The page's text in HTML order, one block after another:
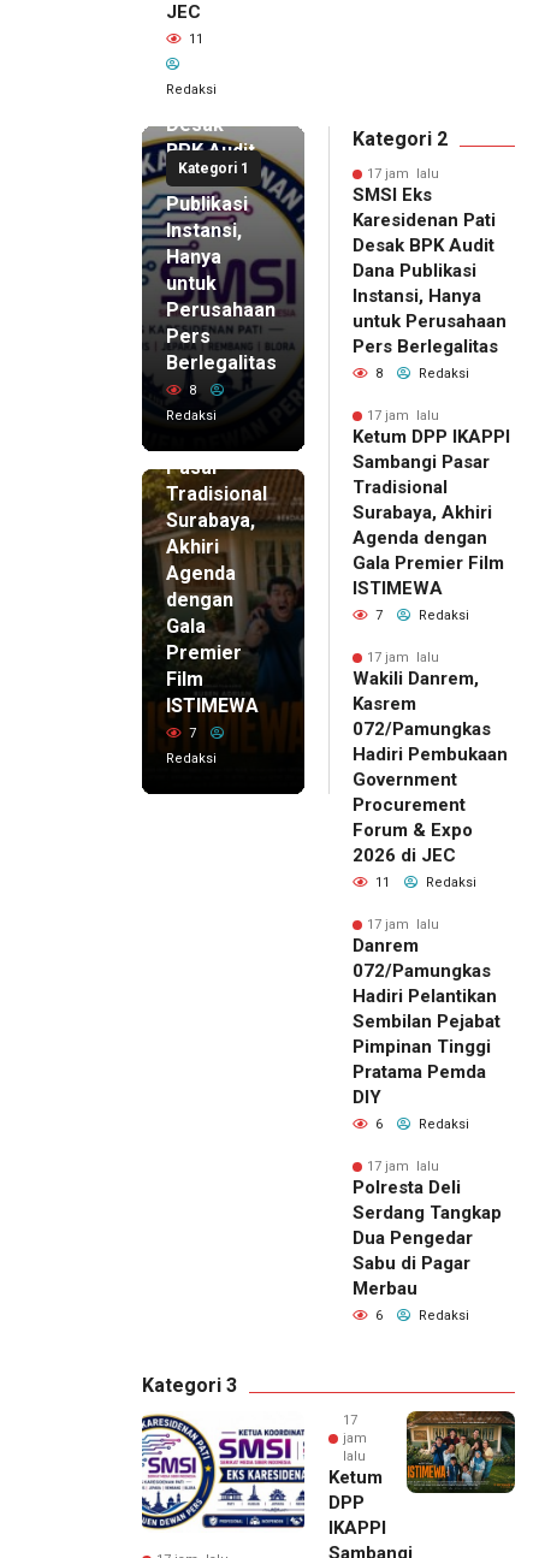
JEC
11
Redaksi
Kategori 1
SMSI Eks
Karesidenan
Pati
Desak
BPK Audit
Dana
Publikasi
Instansi,
Hanya
untuk
Perusahaan
Pers
Berlegalitas
8
Redaksi
17 jam lalu
Ketum
DPP
IKAPPI
Pasar
Tradisional
Surabaya,
Akhiri
Agenda
dengan
Gala
Premier
Film
ISTIMEWA
7
Redaksi
Kategori 2
17 jam lalu
SMSI Eks
Karesidenan Pati
Desak BPK Audit
Dana Publikasi
Instansi, Hanya
untuk Perusahaan
Pers Berlegalitas
8 Redaksi
17 jam lalu
Ketum DPP IKAPPI
Sambangi Pasar
Tradisional
Surabaya, Akhiri
Agenda dengan
Gala Premier Film
ISTIMEWA
7 Redaksi
17 jam lalu
Wakili Danrem,
Kasrem
072/Pamungkas
Hadiri Pembukaan
Government
Procurement
Forum & Expo
2026 di JEC
11 Redaksi
17 jam lalu
Danrem
072/Pamungkas
Hadiri Pelantikan
Sembilan Pejabat
Pimpinan Tinggi
Pratama Pemda
DIY
6 Redaksi
17 jam lalu
Polresta Deli
Serdang Tangkap
Dua Pengedar
Sabu di Pagar
Merbau
6 Redaksi
Kategori 3
17
jam
lalu
Ketum
DPP
IKAPPI
Sambangi